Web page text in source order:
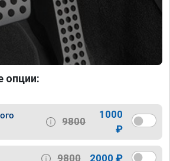
опции:
9800
1000
₽
9800 2000 ₽